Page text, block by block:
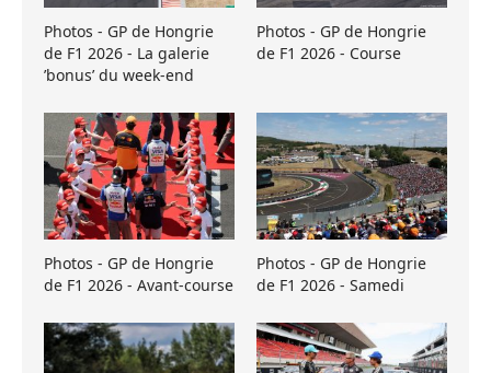
Photos - GP de Hongrie
de F1 2026 - La galerie
’bonus’ du week-end
Photos - GP de Hongrie
de F1 2026 - Course
Photos - GP de Hongrie
de F1 2026 - Avant-course
Photos - GP de Hongrie
de F1 2026 - Samedi